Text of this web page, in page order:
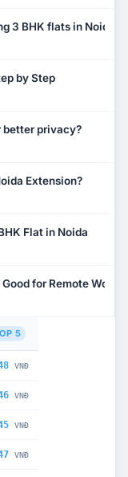
3 BHK flats in Noida?
by Step
better privacy?
Extension?
Flat in Noida
for Remote Work?
5
VNĐ
VNĐ
VNĐ
VNĐ